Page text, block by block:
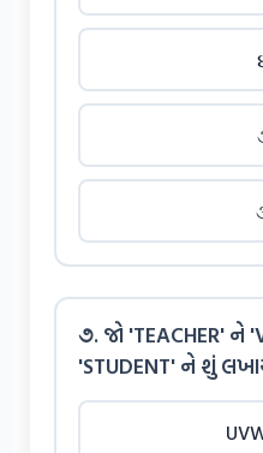
૭. જો 'TEACHER' ને
'STUDENT' ને શું